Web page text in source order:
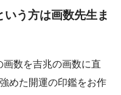
う方は画数先生ま
数を吉兆の画数に直
めた開運の印鑑をお作